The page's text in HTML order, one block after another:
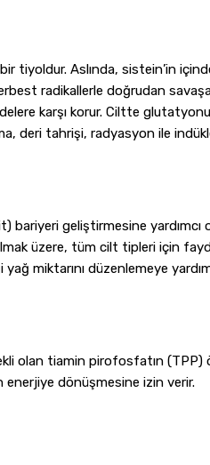
tiyoldur. Aslında, sistein’in
radikallerle doğrudan
karşı korur. Ciltte
deri tahrişi, radyasyon ile
bariyeri geliştirmesine yardımcı
üzere, tüm cilt tipleri için
miktarını düzenlemeye
olan tiamin pirofosfatın
enerjiye dönüşmesine izin verir.